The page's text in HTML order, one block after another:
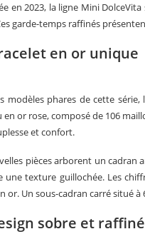
en 2023, la ligne Mini
garde-temps raffinés
en or unique
modèles phares de cette
en or rose, composé de 106
et confort.
pièces arborent un
une texture guillochée. Les
or. Un sous-cadran carré situé
sobre et raffiné